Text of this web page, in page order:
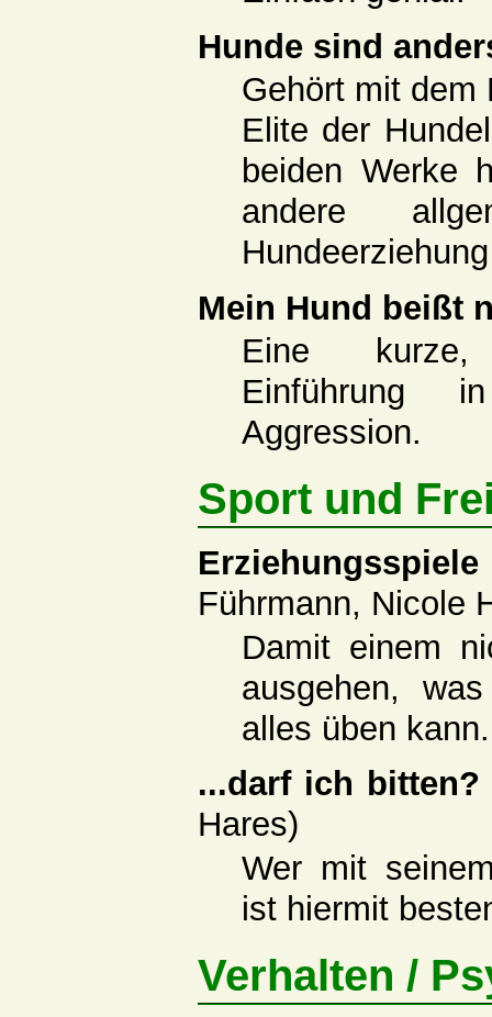
Hunde sind
Gehört mit dem
Elite der
beiden Werke
andere
Mein Hund beißt
Eine kurze,
Einführung
Aggression.
Sport und
Führmann, Nicole
Damit einem
ausgehen,
alles üben kann.
...darf ich bitten?
Hares)
Wer mit
ist hiermit
Verhalten /